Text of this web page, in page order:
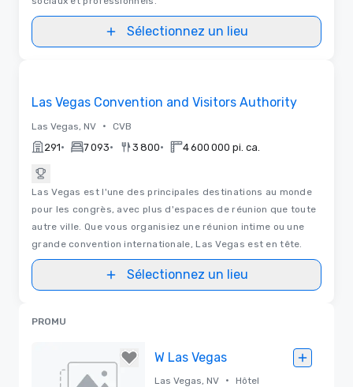
Sélectionnez un lieu
Las Vegas Convention and Visitors Authority
Las Vegas, NV • CVB
291• 7 093• 3 800• 4 600 000 pi. ca.
Las Vegas est l'une des principales destinations au monde
pour les congrès, avec plus d'espaces de réunion que toute
autre ville. Que vous organisiez une réunion intime ou une
grande convention internationale, Las Vegas est en tête.
Sélectionnez un lieu
PROMU
W Las Vegas
Las Vegas, NV • Hôtel